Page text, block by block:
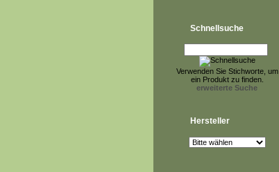
Schnellsuche
Verwenden Sie Stichworte, um
ein Produkt zu finden.
erweiterte Suche
Hersteller